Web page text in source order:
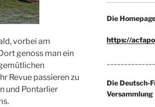
vorbei am
genoss man ein
Revue passieren zu
und Pontarlier
Die
https://
Die Deutsch-
Versammlung